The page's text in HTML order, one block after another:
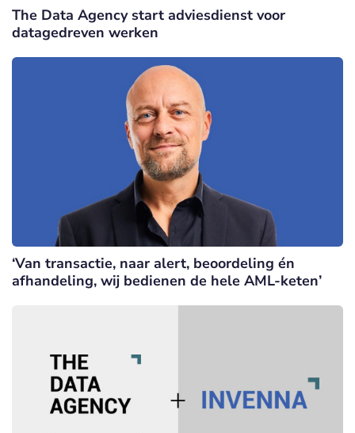
The Data Agency start adviesdienst voor
datagedreven werken
‘Van transactie, naar alert, beoordeling én
afhandeling, wij bedienen de hele AML-keten’